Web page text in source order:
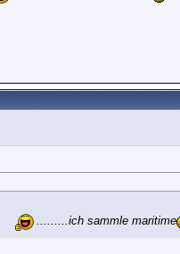
.........ich sammle maritime